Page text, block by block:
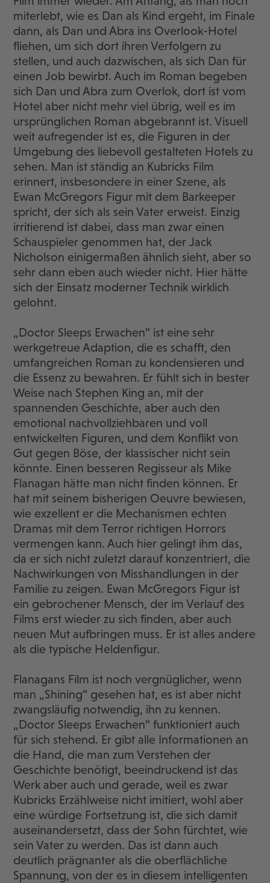
miterlebt, wie es Dan als Kind ergeht, im Finale
dann, als Dan und Abra ins Overlook-Hotel
fliehen, um sich dort ihren Verfolgern zu
stellen, und auch dazwischen, als sich Dan für
einen Job bewirbt. Auch im Roman begeben
sich Dan und Abra zum Overlok, dort ist vom
Hotel aber nicht mehr viel übrig, weil es im
ursprünglichen Roman abgebrannt ist. Visuell
weit aufregender ist es, die Figuren in der
Umgebung des liebevoll gestalteten Hotels zu
sehen. Man ist ständig an Kubricks Film
erinnert, insbesondere in einer Szene, als
Ewan McGregors Figur mit dem Barkeeper
spricht, der sich als sein Vater erweist. Einzig
irritierend ist dabei, dass man zwar einen
Schauspieler genommen hat, der Jack
Nicholson einigermaßen ähnlich sieht, aber so
sehr dann eben auch wieder nicht. Hier hätte
sich der Einsatz moderner Technik wirklich
gelohnt.
„Doctor Sleeps Erwachen“ ist eine sehr
werkgetreue Adaption, die es schafft, den
umfangreichen Roman zu kondensieren und
die Essenz zu bewahren. Er fühlt sich in bester
Weise nach Stephen King an, mit der
spannenden Geschichte, aber auch den
emotional nachvollziehbaren und voll
entwickelten Figuren, und dem Konflikt von
Gut gegen Böse, der klassischer nicht sein
könnte. Einen besseren Regisseur als Mike
Flanagan hätte man nicht finden können. Er
hat mit seinem bisherigen Oeuvre bewiesen,
wie exzellent er die Mechanismen echten
Dramas mit dem Terror richtigen Horrors
vermengen kann. Auch hier gelingt ihm das,
da er sich nicht zuletzt darauf konzentriert, die
Nachwirkungen von Misshandlungen in der
Familie zu zeigen. Ewan McGregors Figur ist
ein gebrochener Mensch, der im Verlauf des
Films erst wieder zu sich finden, aber auch
neuen Mut aufbringen muss. Er ist alles andere
als die typische Heldenfigur.
Flanagans Film ist noch vergnüglicher, wenn
man „Shining“ gesehen hat, es ist aber nicht
zwangsläufig notwendig, ihn zu kennen.
„Doctor Sleeps Erwachen“ funktioniert auch
für sich stehend. Er gibt alle Informationen an
die Hand, die man zum Verstehen der
Geschichte benötigt, beeindruckend ist das
Werk aber auch und gerade, weil es zwar
Kubricks Erzählweise nicht imitiert, wohl aber
eine würdige Fortsetzung ist, die sich damit
auseinandersetzt, dass der Sohn fürchtet, wie
sein Vater zu werden. Das ist dann auch
deutlich prägnanter als die oberflächliche
Spannung, von der es in diesem intelligenten